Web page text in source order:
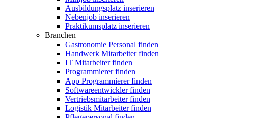
Ausbildungsplatz inserieren
Nebenjob inserieren
Praktikumsplatz inserieren
Branchen
Gastronomie Personal finden
Handwerk Mitarbeiter finden
IT Mitarbeiter finden
Programmierer finden
App Programmierer finden
Softwareentwickler finden
Vertriebsmitarbeiter finden
Logistik Mitarbeiter finden